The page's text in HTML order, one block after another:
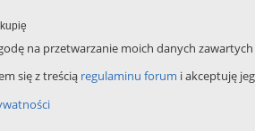
kupię
na przetwarzanie moich danych
się z treścią regulaminu forum i akceptuję